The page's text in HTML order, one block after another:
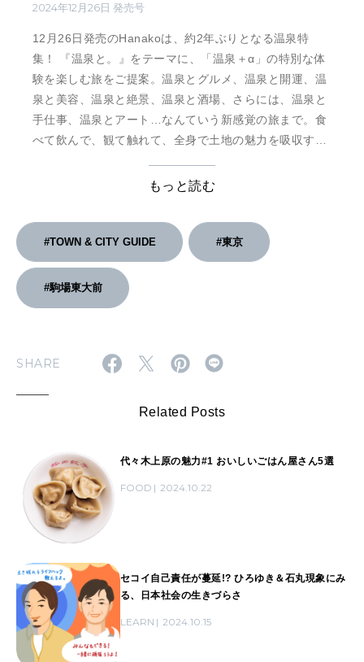
2024年12月26日 発売号
12月26日発売のHanakoは、約2年ぶりとなる温泉特
集！ 『温泉と。』をテーマに、「温泉＋α」の特別な体
験を楽しむ旅をご提案。温泉とグルメ、温泉と開運、温
泉と美容、温泉と絶景、温泉と酒場、さらには、温泉と
手仕事、温泉とアート…なんていう新感覚の旅まで。食
べて飲んで、観て触れて、全身で土地の魅力を吸収す
もっと読む
#TOWN & CITY GUIDE #東京
#駒場東大前
SHARE
Related Posts
代々木上原の魅力#1 おいしいごはん屋さん5選
FOOD 2024.10.22
セコイ自己責任が蔓延!? ひろゆき＆石丸現象にみ
る、日本社会の生きづらさ
LEARN 2024.10.15